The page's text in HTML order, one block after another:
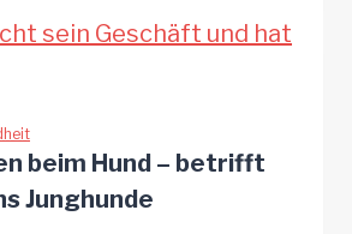
hat
kann
ich
beim Hund – betrifft
Junghunde